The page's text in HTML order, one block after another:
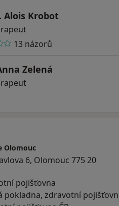
Alois Krobot
13 názorů
Zelená
Olomouc
6, Olomouc 775 20
pojišťovna
pokladna, zdravotní